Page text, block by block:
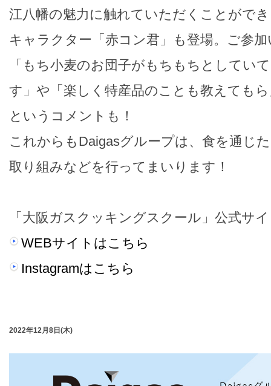
江八幡の魅力に触れていただくことがで
キャラクター「赤コン君」も登場。ご参
「もち小麦のお団子がもちもちとしてい
す」や「楽しく特産品のことも教えても
というコメントも！
これからもDaigasグループは、食を通じ
取り組みなどを行ってまいります！
「大阪ガスクッキングスクール」公式サ
WEBサイトはこちら
Instagramはこちら
2022年12月8日(木)